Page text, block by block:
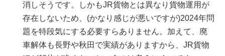
消しそうです。しかもJR貨物とは異なり貨物運用が
存在しないため、(かなり感じが悪いですが)2024年問
題を特段気にする必要すらありません。加えて、廃
車解体も長野や秋田で実績がありますから、JR貨物